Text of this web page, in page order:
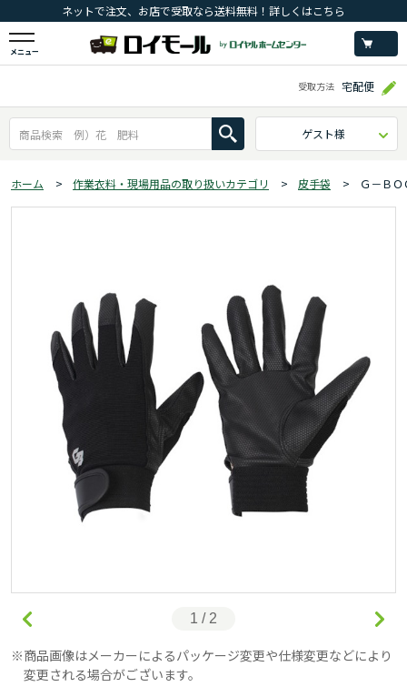
ネットで注文、お店で受取なら送料無料！詳しくはこちら
メニュー
受取方法 宅配便
ゲスト様
ホーム > 作業衣料・現場用品の取り扱いカテゴリ > 皮手袋 > Ｇ－Ｂ
1 / 2
商品画像はメーカーによるパッケージ変更や仕様変更などにより
変更される場合がございます。